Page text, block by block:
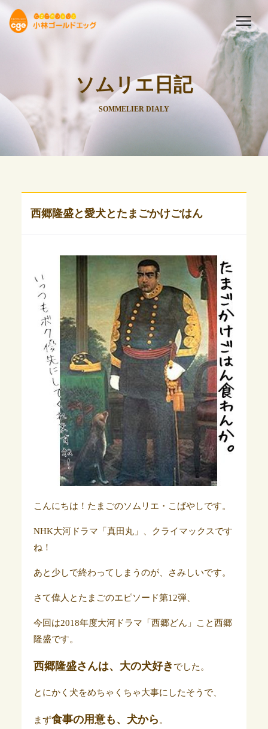
ソムリエ日記
SOMMELIER DIALY
西郷隆盛と愛犬とたまごかけごはん
こんにちは！たまごのソムリエ・こばやしです。
NHK大河ドラマ「真田丸」、クライマックスです
ね！
あと少しで終わってしまうのが、さみしいです。
さて偉人とたまごのエピソード第12弾、
今回は2018年度大河ドラマ「西郷どん」こと西郷
隆盛です。
西郷隆盛さんは、大の犬好き でした。
とにかく犬をめちゃくちゃ大事にしたそうで、
まず食事の用意も、犬から。